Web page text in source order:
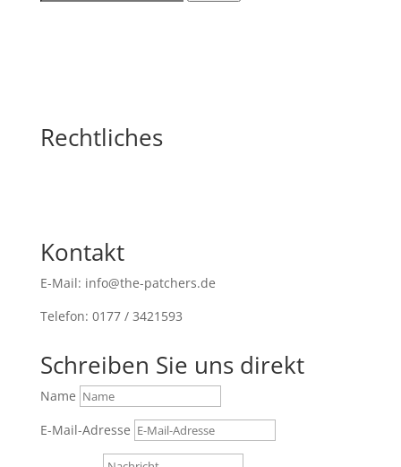
Rechtliches
Kontakt
E-Mail: info@the-patchers.de
Telefon: 0177 / 3421593
Schreiben Sie uns direkt
Name
E-Mail-Adresse